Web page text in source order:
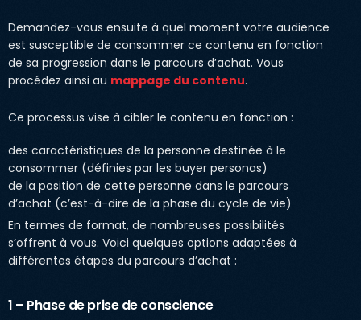
Demandez-vous ensuite à quel moment votre audience
est susceptible de consommer ce contenu en fonction
de sa progression dans le parcours d’achat. Vous
procédez ainsi au mappage du contenu.
Ce processus vise à cibler le contenu en fonction :
des caractéristiques de la personne destinée à le
consommer (définies par les buyer personas)
de la position de cette personne dans le parcours
d’achat (c’est-à-dire de la phase du cycle de vie)
En termes de format, de nombreuses possibilités
s’offrent à vous. Voici quelques options adaptées à
différentes étapes du parcours d’achat :
1 – Phase de prise de conscience